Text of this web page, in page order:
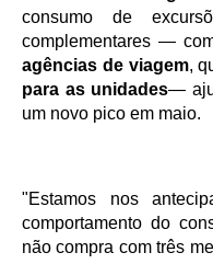
consumo de
complementares —
agências de viagem,
para as unidades—
um novo pico em maio.
"Estamos nos
comportamento do
não compra com três